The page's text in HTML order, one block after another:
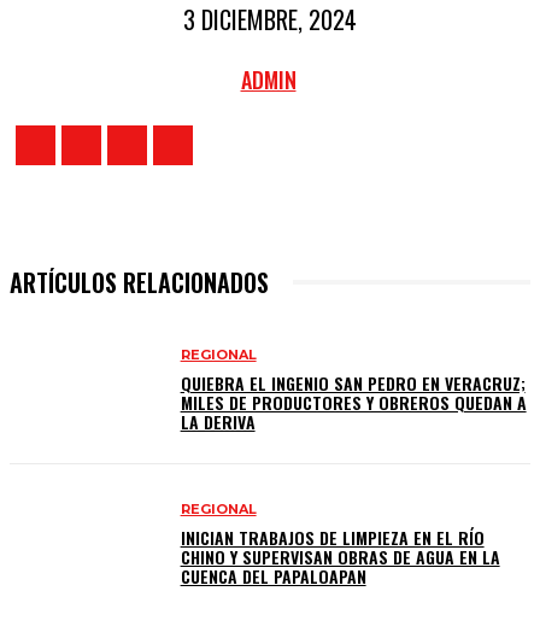
3 DICIEMBRE, 2024
ADMIN
ARTÍCULOS RELACIONADOS
REGIONAL
QUIEBRA EL INGENIO SAN PEDRO EN VERACRUZ;
MILES DE PRODUCTORES Y OBREROS QUEDAN A
LA DERIVA
REGIONAL
INICIAN TRABAJOS DE LIMPIEZA EN EL RÍO
CHINO Y SUPERVISAN OBRAS DE AGUA EN LA
CUENCA DEL PAPALOAPAN